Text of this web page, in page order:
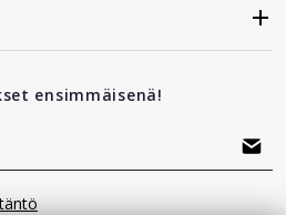
ensimmäisenä!